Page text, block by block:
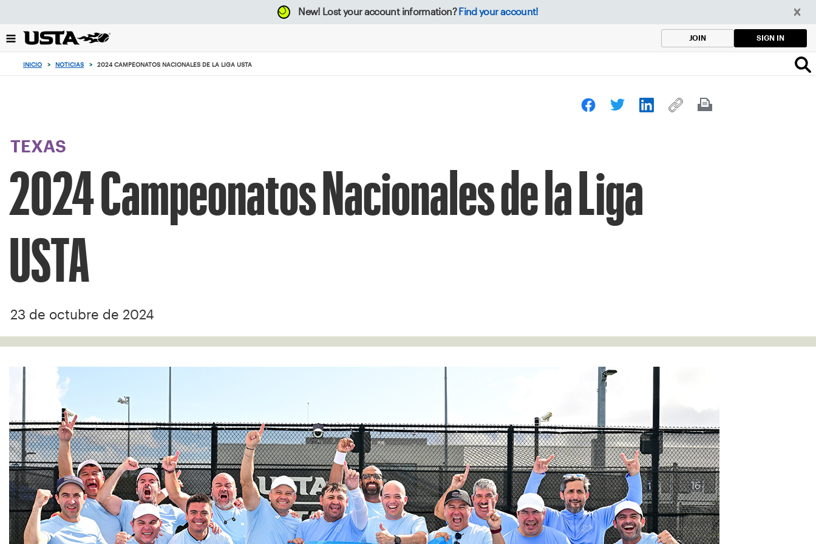
el
botón
New! Lost your account information? Find your account!
JOIN SIGN IN
INICIO > NOTICIAS > 2024 CAMPEONATOS NACIONALES DE LA LIGA USTA
TEXAS
2024 Campeonatos Nacionales de la Liga
USTA
23 de octubre de 2024